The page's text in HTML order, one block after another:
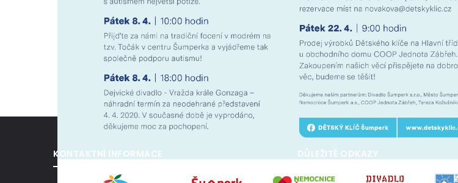
KONTAKTNÍ INFORMACE DŮLEŽITÉ ODKAZY